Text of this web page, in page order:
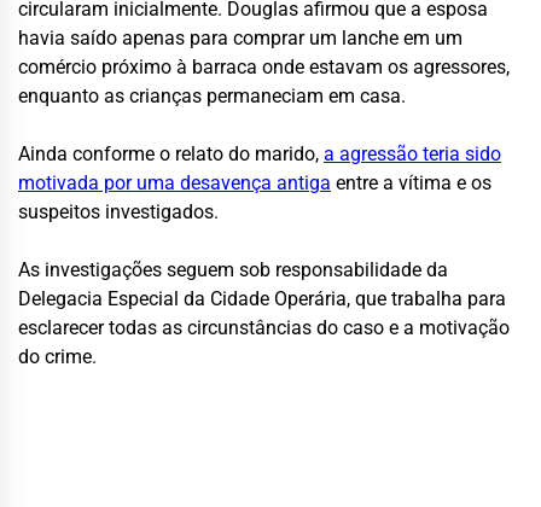
circularam inicialmente. Douglas afirmou que a esposa
havia saído apenas para comprar um lanche em um
comércio próximo à barraca onde estavam os agressores,
enquanto as crianças permaneciam em casa.
Ainda conforme o relato do marido, a agressão teria sido
motivada por uma desavença antiga entre a vítima e os
suspeitos investigados.
As investigações seguem sob responsabilidade da
Delegacia Especial da Cidade Operária, que trabalha para
esclarecer todas as circunstâncias do caso e a motivação
do crime.